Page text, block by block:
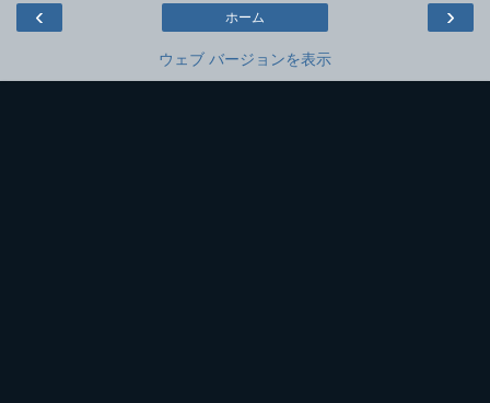
‹ ›
ホーム
ウェブ バージョンを表示